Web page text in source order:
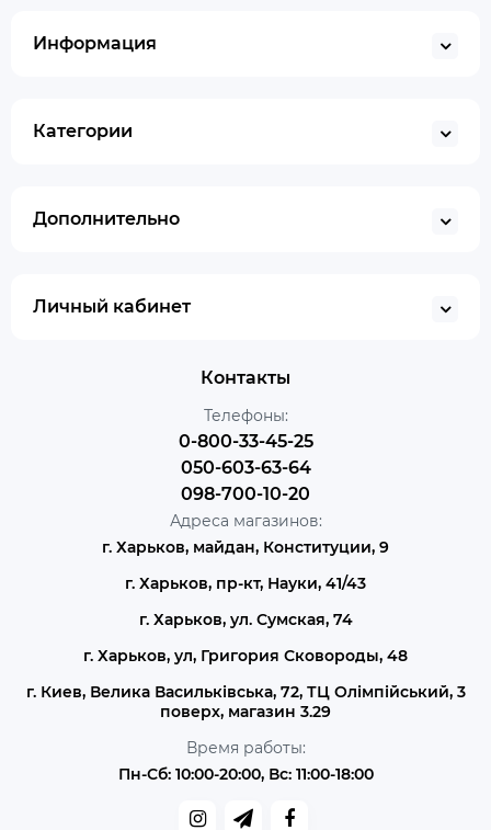
Информация
Категории
Дополнительно
Личный кабинет
Контакты
Телефоны:
0-800-33-45-25
050-603-63-64
098-700-10-20
Адреса магазинов:
г. Харьков, майдан, Конституции, 9
г. Харьков, пр-кт, Науки, 41/43
г. Харьков, ул. Сумская, 74
г. Харьков, ул, Григория Сковороды, 48
г. Киев, Велика Васильківська, 72, ТЦ Олімпійський, 3
поверх, магазин 3.29
Время работы:
Пн-Сб: 10:00-20:00, Вс: 11:00-18:00